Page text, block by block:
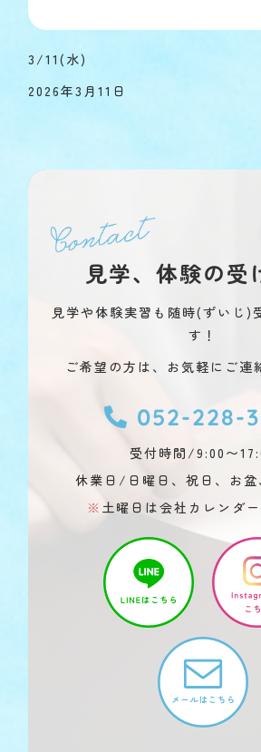
3/11(水)
2026年3月11日
見学、体験の受
見学や体験実習も随時(ずいじ)
す！
ご希望の方は、お気軽にご連
052-228-
受付時間/9:00〜
休業日/日曜日、祝日、お盆
※ 土曜日は会社カレンダ